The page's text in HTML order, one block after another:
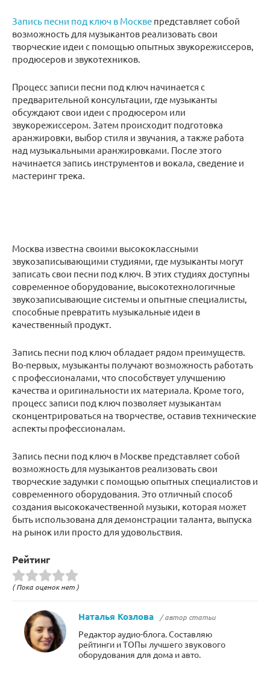
Запись песни под ключ в Москве представляет собой
возможность для музыкантов реализовать свои
творческие идеи с помощью опытных звукорежиссеров,
продюсеров и звукотехников.
Процесс записи песни под ключ начинается с
предварительной консультации, где музыканты
обсуждают свои идеи с продюсером или
звукорежиссером. Затем происходит подготовка
аранжировки, выбор стиля и звучания, а также работа
над музыкальными аранжировками. После этого
начинается запись инструментов и вокала, сведение и
мастеринг трека.
Москва известна своими высококлассными
звукозаписывающими студиями, где музыканты могут
записать свои песни под ключ. В этих студиях доступны
современное оборудование, высокотехнологичные
звукозаписывающие системы и опытные специалисты,
способные превратить музыкальные идеи в
качественный продукт.
Запись песни под ключ обладает рядом преимуществ.
Во-первых, музыканты получают возможность работать
с профессионалами, что способствует улучшению
качества и оригинальности их материала. Кроме того,
процесс записи под ключ позволяет музыкантам
сконцентрироваться на творчестве, оставив технические
аспекты профессионалам.
Запись песни под ключ в Москве представляет собой
возможность для музыкантов реализовать свои
творческие задумки с помощью опытных специалистов и
современного оборудования. Это отличный способ
создания высококачественной музыки, которая может
быть использована для демонстрации таланта, выпуска
на рынок или просто для удовольствия.
Рейтинг
( Пока оценок нет )
Наталья Козлова / автор статьи
Редактор аудио-блога. Составляю
рейтинги и ТОПы лучшего звукового
оборудования для дома и авто.